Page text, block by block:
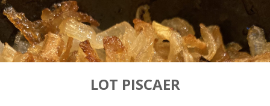
LOT PISCAER